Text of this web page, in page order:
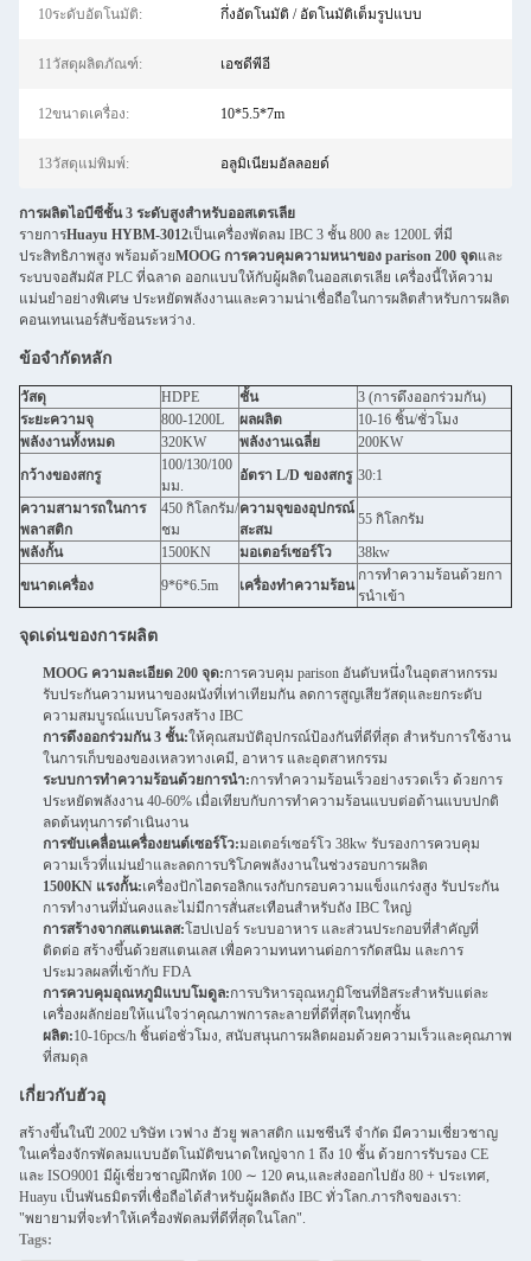
10ระดับอัตโนมัติ: กึ่งอัตโนมัติ / อัตโนมัติเต็มรูปแบบ
11วัสดุผลิตภัณฑ์: เอชดีพีอี
12ขนาดเครื่อง: 10*5.5*7m
13วัสดุแม่พิมพ์: อลูมิเนียมอัลลอยด์
การผลิตไอบีซีชั้น 3 ระดับสูงสําหรับออสเตรเลีย
รายการHuayu HYBM-3012เป็นเครื่องพัดลม IBC 3 ชั้น 800 ละ 1200L ที่มี
ประสิทธิภาพสูง พร้อมด้วยMOOG การควบคุมความหนาของ parison 200 จุดและ
ระบบจอสัมผัส PLC ที่ฉลาด ออกแบบให้กับผู้ผลิตในออสเตรเลีย เครื่องนี้ให้ความ
แม่นยําอย่างพิเศษ ประหยัดพลังงานและความน่าเชื่อถือในการผลิตสําหรับการผลิต
คอนเทนเนอร์สับซ้อนระหว่าง.
ข้อจํากัดหลัก
วัสดุ HDPE ชั้น
3 (การดึงออกร่วมกัน)
ระยะความจุ
800-1200L ผลผลิต
10-16 ชิ้น/ชั่วโมง
พลังงานทั้งหมด
320KW พลังงานเฉลี่ย
200KW
กว้างของสกรู
100/130/100
มม.
อัตรา L/D ของสกรู 30:1
ความสามารถในการ
พลาสติก
450 กิโลกรัม/
ชม
ความจุของอุปกรณ์
สะสม
55 กิโลกรัม
พลังกั้น
1500KN มอเตอร์เซอร์โว
38kw
ขนาดเครื่อง
9*6*6.5m เครื่องทําความร้อน
การทําความร้อนด้วยกา
รนําเข้า
จุดเด่นของการผลิต
MOOG ความละเอียด 200 จุด:การควบคุม parison อันดับหนึ่งในอุตสาหกรรม
รับประกันความหนาของผนังที่เท่าเทียมกัน ลดการสูญเสียวัสดุและยกระดับ
ความสมบูรณ์แบบโครงสร้าง IBC
การดึงออกร่วมกัน 3 ชั้น:ให้คุณสมบัติอุปกรณ์ป้องกันที่ดีที่สุด สําหรับการใช้งาน
ในการเก็บของของเหลวทางเคมี, อาหาร และอุตสาหกรรม
ระบบการทําความร้อนด้วยการนํา:การทําความร้อนเร็วอย่างรวดเร็ว ด้วยการ
ประหยัดพลังงาน 40-60% เมื่อเทียบกับการทําความร้อนแบบต่อต้านแบบปกติ
ลดต้นทุนการดําเนินงาน
การขับเคลื่อนเครื่องยนต์เซอร์โว:มอเตอร์เซอร์โว 38kw รับรองการควบคุม
ความเร็วที่แม่นยําและลดการบริโภคพลังงานในช่วงรอบการผลิต
1500KN แรงกั้น:เครื่องปักไฮดรอลิกแรงกับกรอบความแข็งแกร่งสูง รับประกัน
การทํางานที่มั่นคงและไม่มีการสั่นสะเทือนสําหรับถัง IBC ใหญ่
การสร้างจากสแตนเลส:โฮปเปอร์ ระบบอาหาร และส่วนประกอบที่สําคัญที่
ติดต่อ สร้างขึ้นด้วยสแตนเลส เพื่อความทนทานต่อการกัดสนิม และการ
ประมวลผลที่เข้ากับ FDA
การควบคุมอุณหภูมิแบบโมดูล:การบริหารอุณหภูมิโซนที่อิสระสําหรับแต่ละ
เครื่องผลักย่อยให้แน่ใจว่าคุณภาพการละลายที่ดีที่สุดในทุกชั้น
ผลิต:10-16pcs/h ชิ้นต่อชั่วโมง, สนับสนุนการผลิตผอมด้วยความเร็วและคุณภาพ
ที่สมดุล
เกี่ยวกับฮัวอุ
สร้างขึ้นในปี 2002 บริษัท เวฟาง ฮัวยู พลาสติก แมชชีนรี จํากัด มีความเชี่ยวชาญ
ในเครื่องจักรพัดลมแบบอัตโนมัติขนาดใหญ่จาก 1 ถึง 10 ชั้น ด้วยการรับรอง CE
และ ISO9001 มีผู้เชี่ยวชาญฝึกหัด 100 ∼ 120 คน,และส่งออกไปยัง 80 + ประเทศ,
Huayu เป็นพันธมิตรที่เชื่อถือได้สําหรับผู้ผลิตถัง IBC ทั่วโลก.ภารกิจของเรา:
"พยายามที่จะทําให้เครื่องพัดลมที่ดีที่สุดในโลก".
Tags: